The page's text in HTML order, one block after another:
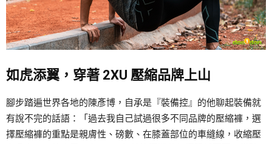
如虎添翼，穿著 2XU 壓縮品牌上山
腳步踏遍世界各地的陳彥博，自承是『裝備控』的他聊起裝備就
有說不完的話語：「過去我自己試過很多不同品牌的壓縮褲，選
擇壓縮褲的重點是親膚性、磅數、在膝蓋部位的車縫線，收縮壓